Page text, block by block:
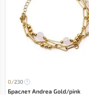
0/230
Браслет Andrea Gold/pink